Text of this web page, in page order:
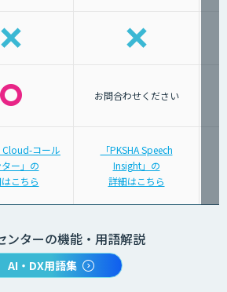
お問合わせください
Cloud-コール
ー」の
こちら
「PKSHA Speech
Insight」の
詳細はこちら
ンターの機能・用語解説
AI・DX用語集